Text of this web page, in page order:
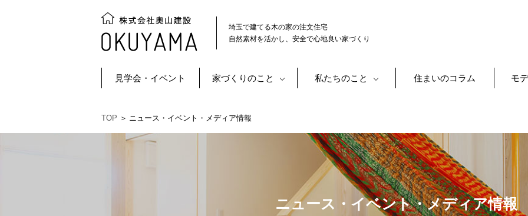
埼玉で建てる木の家の注文住宅
自然素材を活かし、安全で心地良い家づくり
見学会・イベント 家づくりのこと 私たちのこと 住まいのコラム モ
TOP ＞ ニュース・イベント・メディア情報
ニュース・イベント・メディア情報